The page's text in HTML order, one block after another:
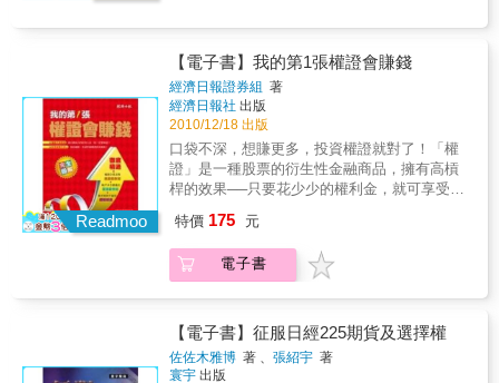
本知無不言的真實內容，並修正新的數據與資
料。 ◎本書告訴你──期貨操盤手不欲人知的心
法祕訣。 ◎本書引導你──如何分析市場供需、
何時才是必勝的下單時機。 ◎簡易幽默的文
字、完整的圖檔說明，沒有財經背景的讀者，
也能輕鬆踏入期貨投機的門檻。 ◎匯聚作者10
年期貨市場操盤手功力，理論與實務交叉應
用，並引用練功招數，揭露隱藏在投機市場中
的人性思維，讓讀者在投機法門中，快速修練
分鐘賺3倍、7分鐘賺2倍的不傳之密！ 頂尖主
指當沖操作祕訣：五盤八截操盤術 獨家致富五
芒星心法教您研判市場趨勢、進場時機，以及
「總體經濟」，分析市場供需現況，解析「價
格波動」真理，直指操盤竅門，深入掌握投機
致富關鍵技巧，迅速達到個人財務自由的境
界。 作者為資深期貨市場操盤手，亦是活耀於
「玩股網」的專欄作者，十年的資深功力盡付
百年、顛撲不破的致富之道！ 理論與操作實務
經驗兼具，適合投資大眾、專家與教育研究使
用，詳細告訴您許多操盤手不外傳的祕訣。 看
得懂期貨，進入股市更悠游！ 初學者也可以輕
本知無不言的真實內容，並修正新的數據與資
料。 ◎本書告訴你──期貨操盤手不欲人知的心
法祕訣。 ◎本書引導你──如何分析市場供需、
Readmoo
【電子書】我的第1張權證會賺錢
經濟日報證券組 著
經濟日報社 出版
2010/12/18 出版
口袋不深，想賺更多，投資權證就對了！「權
證」是一種股票的衍生性金融商品，擁有高槓
桿的效果──只要花少少的權利金，就可享受倍
讓國內權證市場迅速成長，目前權證發行數量
已超過7千檔。不過，多數人總認為權證是一種
「高危險」的投資工具，因而望之卻步，白白
實面目、交易方式，以及相關名詞的內涵，你
都有必要做完整的認識，才能增加獲利勝算。
本書由深諳權證市場的投資專家執筆，透過彩
特價 175 元
電子書
【電子書】征服日經225期貨及選擇權
佐佐木雅博 著 、張紹宇 著
寰宇 出版